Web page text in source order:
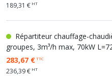
189,31 € HT
Répartiteur chauffage-
groupes, 3m³/h max, 70kW
283,67 €TTC
236,39 € HT